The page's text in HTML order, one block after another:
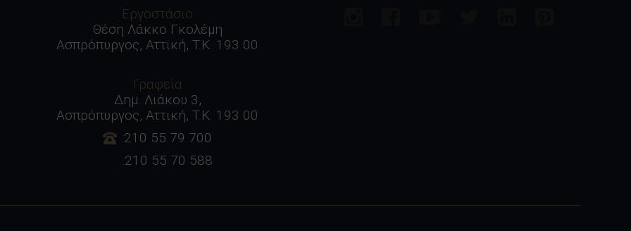
Εργοστάσιο
Θέση Λάκκο Γκολέμη
Ασπρόπυργος, Αττική, Τ.Κ. 193 00
Γραφεία
Δημ. Λιάκου 3,
Ασπρόπυργος, Αττική, Τ.Κ. 193 00
:210 55 79 700
:210 55 70 588